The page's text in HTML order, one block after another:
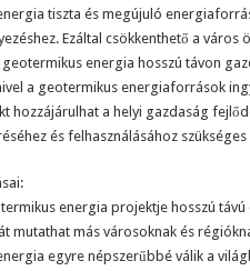
tiszta és megújuló
Ezáltal csökkenthető a
energia hosszú távon
a geotermikus energiaforrások
hozzájárulhat a helyi gazdaság
és felhasználásához
energia projektje hosszú
mutathat más városoknak és
egyre népszerűbbé válik a